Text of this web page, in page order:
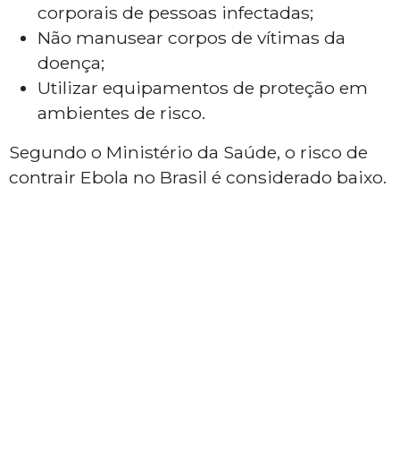
corporais de pessoas infectadas;
Não manusear corpos de vítimas da
doença;
Utilizar equipamentos de proteção em
ambientes de risco.
Segundo o Ministério da Saúde, o risco de
contrair Ebola no Brasil é considerado baixo.